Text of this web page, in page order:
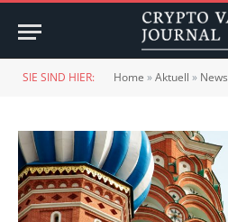
SIE SIND HIER: Home »Aktuell » News